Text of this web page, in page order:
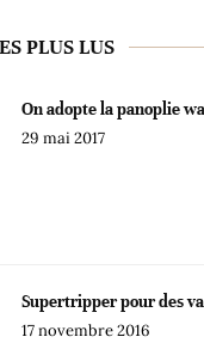
PLUS LUS
On adopte la panoplie
29 mai 2017
Supertripper pour des
17 novembre 2016